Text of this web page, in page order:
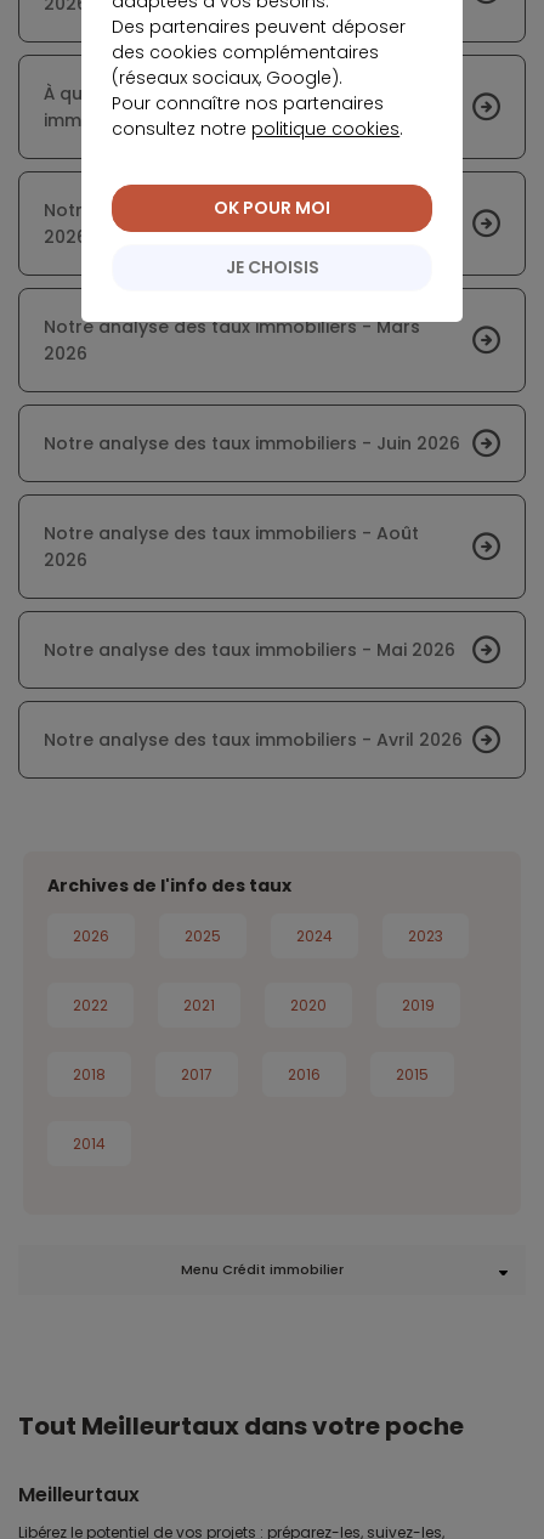
À quoi faut-il s'attendre sur le marché
immobilier en 2026 ?
Notre analyse des taux immobiliers - Février
2026
Notre analyse des taux immobiliers - Mars
2026
Notre analyse des taux immobiliers - Juin 2026
Notre analyse des taux immobiliers - Août
2026
Notre analyse des taux immobiliers - Mai 2026
Notre analyse des taux immobiliers - Avril 2026
Archives de l'info des taux
2026 2025 2024 2023
2022 2021 2020 2019
2018 2017 2016 2015
2014
Menu Crédit immobilier
Tout Meilleurtaux dans votre poche
Meilleurtaux
Libérez le potentiel de vos projets : préparez-les, suivez-les,
Des partenaires peuvent déposer
des cookies complémentaires
(réseaux sociaux, Google).
Pour connaître nos partenaires
consultez notre politique cookies.
JE CHOISIS
OK POUR MOI